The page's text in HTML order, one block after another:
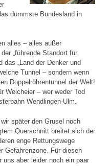
dümmste Bundesland in
alles – alles außer
„führende Standort für
das „Land der Denker und
Tunnel – sondern wenn
Doppelröhrentunnel der Welt!
Weicheier – wer weder Tod
Wendlingen-Ulm.
später den Grusel noch
Querschnitt breitet sich der
enge Rettungswege
Gefahrenzone. Für diesen
uns aber leider noch ein paar